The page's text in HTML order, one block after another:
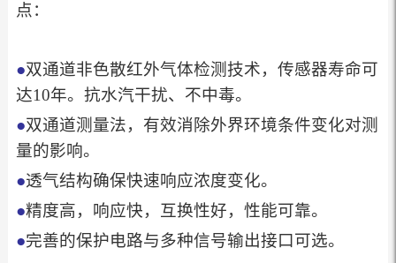
点：
●双通道非色散红外气体检测技术，传感器寿命可
达10年。抗水汽干扰、不中毒。
●双通道测量法，有效消除外界环境条件变化对测
量的影响。
●透气结构确保快速响应浓度变化。
●精度高，响应快，互换性好，性能可靠。
●完善的保护电路与多种信号输出接口可选。